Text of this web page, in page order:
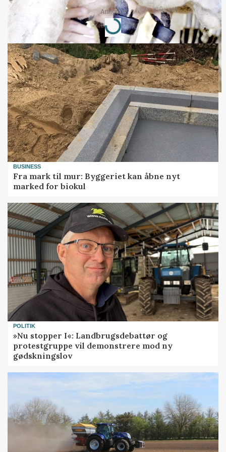
Annonce
Loading...
BUSINESS
Fra mark til mur: Byggeriet kan åbne nyt
marked for biokul
POLITIK
»Nu stopper I«: Landbrugsdebattør og
protestgruppe vil demonstrere mod ny
gødskningslov